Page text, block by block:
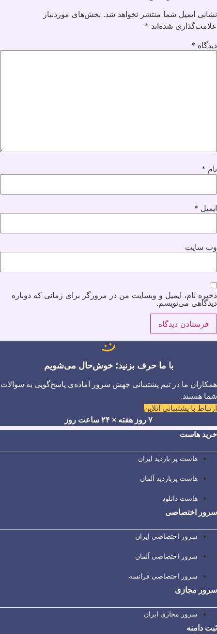
نشانی ایمیل شما منتشر نخواهد شد. بخش‌های موردنیاز
علامت‌گذاری شده‌اند *
دیدگاه *
نام *
ایمیل *
وب‌ سایت
ذخیره نام، ایمیل و وبسایت من در مرورگر برای زمانی که دوباره
دیدگاهی می‌نویسم.
با ما حرف بزنید؛ خوش‌حال می‌شویم
همکاران ما در تیم پشتیبانی جهش سرور آماده‌ی پاسخ‌گویی به سوالات
شما هستند.
ارتباط با پشتیبانی آنلاین
۷ روز هفته × ۲۴ ساعت روز
خرید هاست
هاست پر بازدید ایران
هاست پربازدید آلمان
هاست دانلود
سرور اختصاصی
سرور اختصاصی ایران
سرور اختصاصی آلمان
سرور اختصاصی فرانسه
سرور مجازی
سرور مجازی ایران
ثبت دامنه